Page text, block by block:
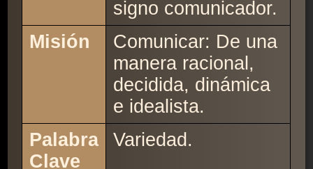
signo comunicador.
Misión
Comunicar: De una
manera racional,
decidida, dinámica
e idealista.
Palabra
Clave
Variedad.